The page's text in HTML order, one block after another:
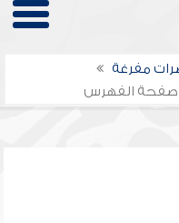
مفرغة
صفحة الفهرس